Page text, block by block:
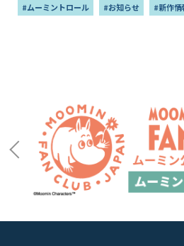
#ムーミントロール
#お知らせ #新作情